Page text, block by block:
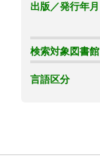
出版／発行年月
検索対象図書館
言語区分